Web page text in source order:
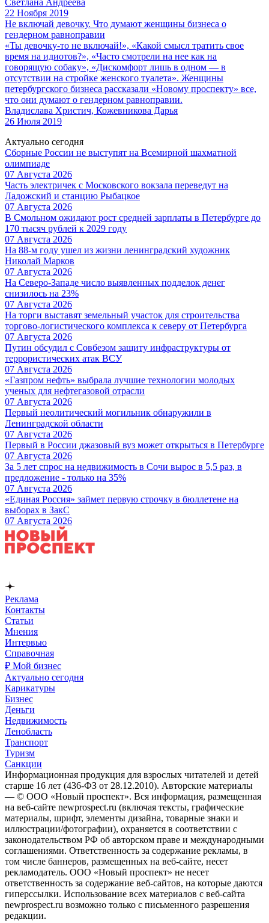
22 Ноября 2019
Не включай девочку. Что думают женщины бизнеса о
гендерном равноправии
«Ты девочку-то не включай!», «Какой смысл тратить свое
время на идиотов?», «Часто смотрели на нее как на
говорящую собаку», «Дискомфорт лишь в одном — в
отсутствии на стройке женского туалета». Женщины
петербургского бизнеса рассказали «Новому проспекту» все,
что они думают о гендерном равноправии.
Владислава Христич, Кожевникова Дарья
26 Июля 2019
Актуально сегодня
Сборные России не выступят на Всемирной шахматной
олимпиаде
07 Августа 2026
Часть электричек с Московского вокзала переведут на
Ладожский и станцию Рыбацкое
07 Августа 2026
В Смольном ожидают рост средней зарплаты в Петербурге до
170 тысяч рублей к 2029 году
07 Августа 2026
На 88-м году ушел из жизни ленинградский художник
Николай Марков
07 Августа 2026
На Северо-Западе число выявленных подделок денег
снизилось на 23%
07 Августа 2026
На торги выставят земельный участок для строительства
торгово-логистического комплекса к северу от Петербурга
07 Августа 2026
Путин обсудил с Совбезом защиту инфраструктуры от
террористических атак ВСУ
07 Августа 2026
«Газпром нефть» выбрала лучшие технологии молодых
ученых для нефтегазовой отрасли
07 Августа 2026
Первый неолитический могильник обнаружили в
Ленинградской области
07 Августа 2026
Первый в России джазовый вуз может открыться в Петербурге
07 Августа 2026
За 5 лет спрос на недвижимость в Сочи вырос в 5,5 раз, в
предложение - только на 35%
07 Августа 2026
«Единая Россия» займет первую строчку в бюллетене на
выборах в ЗакС
07 Августа 2026
Реклама
Контакты
Статьи
Мнения
Интервью
Справочная
₽ Мой бизнес
Актуально сегодня
Карикатуры
Бизнес
Деньги
Недвижимость
Ленобласть
Транспорт
Туризм
Санкции
Информационная продукция для взрослых читателей и детей
старше 16 лет (436-ФЗ от 28.12.2010). Авторские материалы
— © ООО «Новый проспект». Вся информация, размещенная
на веб-сайте newprospect.ru (включая тексты, графические
материалы, шрифт, элементы дизайна, товарные знаки и
иллюстрации/фотографии), охраняется в соответствии с
законодательством РФ об авторском праве и международными
соглашениями. Ответственность за содержание рекламы, в
том числе баннеров, размещенных на веб-сайте, несет
рекламодатель. ООО «Новый проспект» не несет
ответственность за содержание веб-сайтов, на которые даются
гиперссылки. Использование всех материалов с веб-сайта
newprospect.ru возможно только с письменного разрешения
редакции.